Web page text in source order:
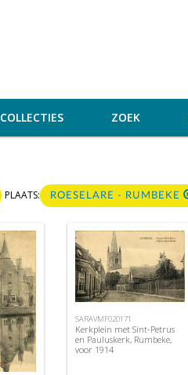
COLLECTIES ZOEK
PLAATS: ROESELARE - RUMBEKE
SARAVMF020171
Kerkplein met Sint-Petrus
en Pauluskerk, Rumbeke,
voor 1914